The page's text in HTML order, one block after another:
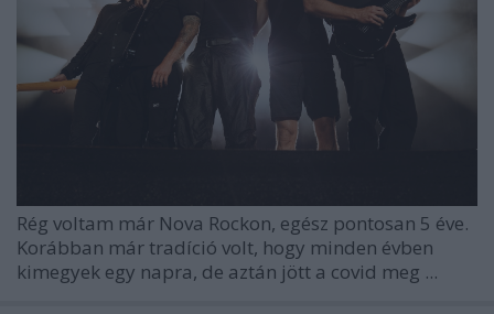
Rég voltam már Nova Rockon, egész pontosan 5 éve.
Korábban már tradíció volt, hogy minden évben
kimegyek egy napra, de aztán jött a covid meg ...